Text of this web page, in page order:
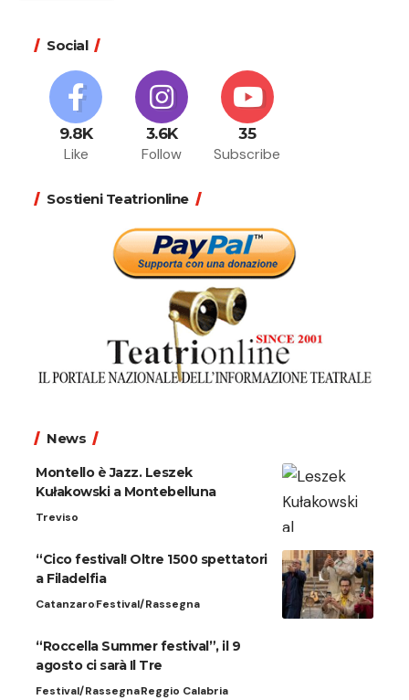
Social
9.8K
Like
3.6K
Follow
35
Subscribe
Sostieni Teatrionline
News
Montello è Jazz. Leszek
Kułakowski a Montebelluna
Treviso
“Cico festival! Oltre 1500 spettatori
a Filadelfia
CatanzaroFestival/Rassegna
“Roccella Summer festival”, il 9
agosto ci sarà Il Tre
Festival/RassegnaReggio Calabria